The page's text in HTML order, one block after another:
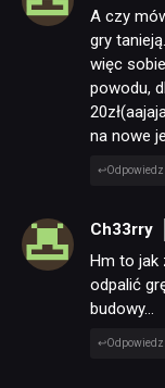
A czy
gry
więc
powodu,
na nowe
Odpowiedz
Ch33rry
Hm to jak
odpalić
budowy…
Odpowiedz